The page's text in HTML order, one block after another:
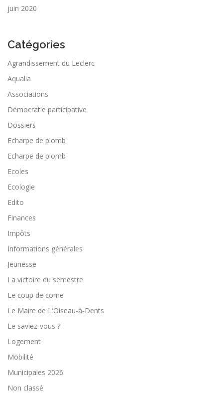
juin 2020
Catégories
Agrandissement du Leclerc
Aqualia
Associations
Démocratie participative
Dossiers
Echarpe de plomb
Echarpe de plomb
Ecoles
Ecologie
Edito
Finances
Impôts
Informations générales
Jeunesse
La victoire du semestre
Le coup de corne
Le Maire de L'Oiseau-à-Dents
Le saviez-vous ?
Logement
Mobilité
Municipales 2026
Non classé